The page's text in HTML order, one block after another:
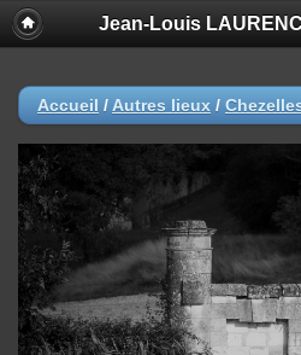
Jean-Louis
Accueil / Autres lieux /